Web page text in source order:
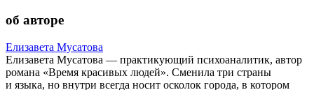
об авторе
Елизавета Мусатова
Елизавета Мусатова — практикующий психоаналитик, автор
романа «Время красивых людей». Сменила три страны
и языка, но внутри всегда носит осколок города, в котором